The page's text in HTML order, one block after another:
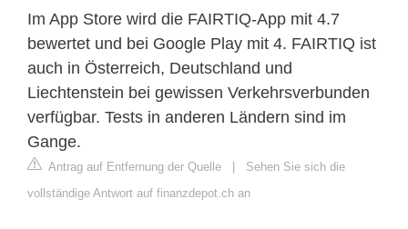
Im App Store wird die FAIRTIQ-App mit 4.7
bewertet und bei Google Play mit 4. FAIRTIQ ist
auch in Österreich, Deutschland und
Liechtenstein bei gewissen Verkehrsverbunden
verfügbar. Tests in anderen Ländern sind im
Gange.
Antrag auf Entfernung der Quelle | Sehen Sie sich die
vollständige Antwort auf finanzdepot.ch an